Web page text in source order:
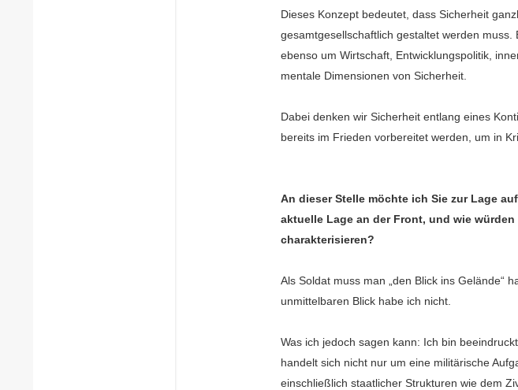
Dieses Konzept bedeutet, dass Sicherheit
gesamtgesellschaftlich gestaltet werden
ebenso um Wirtschaft, Entwicklungspolitik,
mentale Dimensionen von Sicherheit.
Dabei denken wir Sicherheit entlang eines
bereits im Frieden vorbereitet werden, um in
An dieser Stelle möchte ich Sie zur Lage
aktuelle Lage an der Front, und wie
charakterisieren?
Als Soldat muss man „den Blick ins Gelände“
unmittelbaren Blick habe ich nicht.
Was ich jedoch sagen kann: Ich bin
handelt sich nicht nur um eine militärische
einschließlich staatlicher Strukturen wie dem